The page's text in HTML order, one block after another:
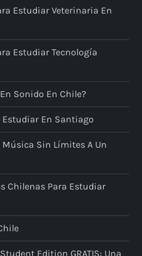
Estudiar Veterinaria En
Estudiar Tecnología
Sonido En Chile?
Estudiar En Santiago
Sin Límites A Un
Chilenas Para Estudiar
Edition GRATIS: Una